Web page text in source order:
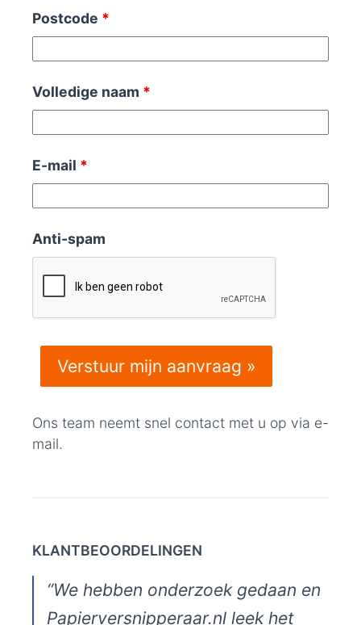
Postcode *
Volledige naam *
E-mail *
Anti-spam
Ons team neemt snel contact met u op via e-
mail.
KLANTBEOORDELINGEN
“We hebben onderzoek gedaan en
Papierversnipperaar.nl leek het